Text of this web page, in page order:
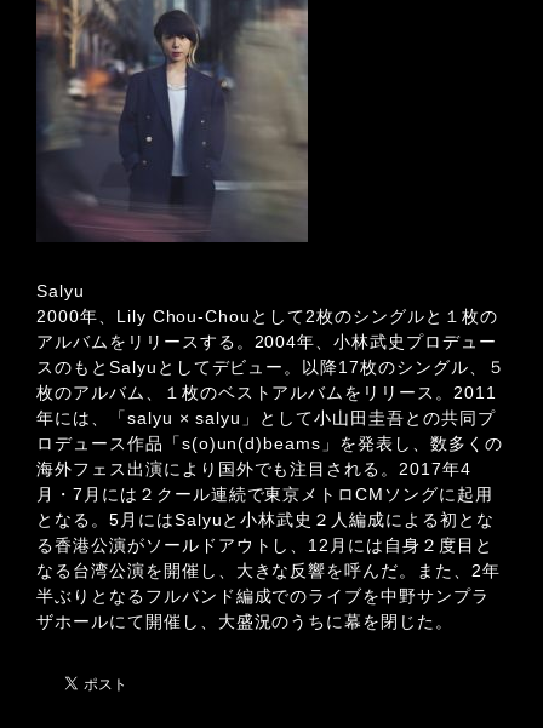
Salyu
2000年、Lily Chou-Chouとして2枚のシングルと１枚の
アルバムをリリースする。2004年、小林武史プロデュー
スのもとSalyuとしてデビュー。以降17枚のシングル、５
枚のアルバム、１枚のベストアルバムをリリース。2011
年には、「salyu × salyu」として小山田圭吾との共同プ
ロデュース作品「s(o)un(d)beams」を発表し、数多くの
海外フェス出演により国外でも注目される。2017年4
月・7月には２クール連続で東京メトロCMソングに起用
となる。5月にはSalyuと小林武史２人編成による初とな
る香港公演がソールドアウトし、12月には自身２度目と
なる台湾公演を開催し、大きな反響を呼んだ。また、2年
半ぶりとなるフルバンド編成でのライブを中野サンプラ
ザホールにて開催し、大盛況のうちに幕を閉じた。